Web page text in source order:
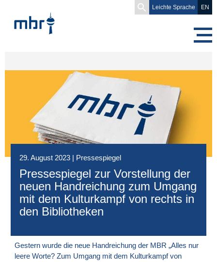
Search
for:
Leichte Sprache EN
29. August 2023 | Pressespiegel
Pressespiegel zur Vorstellung der
neuen Handreichung zum Umgang
mit dem Kulturkampf von rechts in
den Bibliotheken
Gestern wurde die neue Handreichung der MBR „Alles nur
leere Worte? Zum Umgang mit dem Kulturkampf von